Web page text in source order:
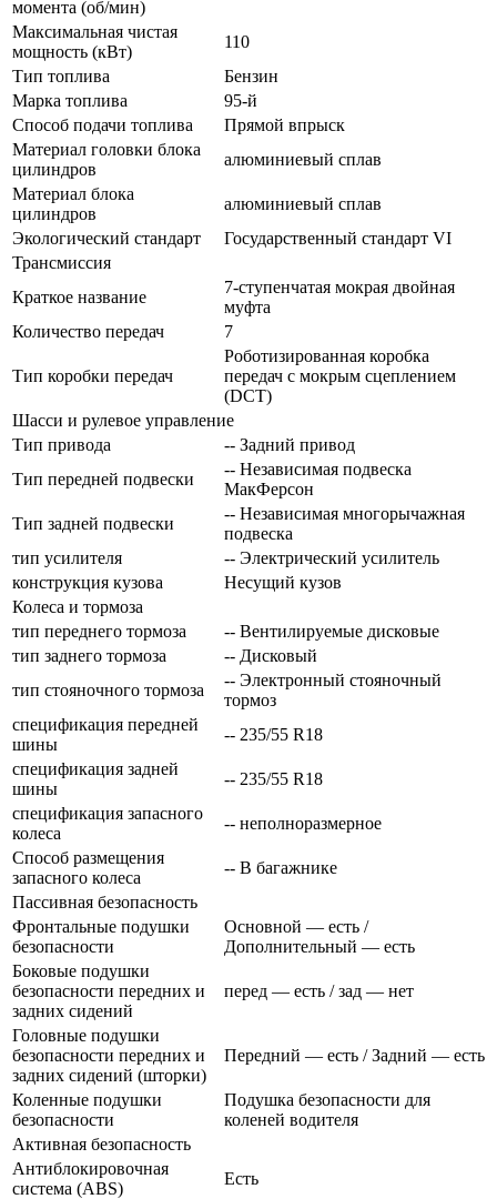
момента (об/мин)
Максимальная чистая
мощность (кВт)
110
Тип топлива
Бензин
Марка топлива
95-й
Способ подачи топлива
Прямой впрыск
Материал головки блока
цилиндров
алюминиевый сплав
Материал блока
цилиндров
алюминиевый сплав
Экологический стандарт
Государственный стандарт VI
Трансмиссия
Краткое название
7-ступенчатая мокрая двойная
муфта
Количество передач
7
Тип коробки передач
Роботизированная коробка
передач с мокрым сцеплением
(DCT)
Шасси и рулевое управление
Тип привода
-- Задний привод
Тип передней подвески
-- Независимая подвеска
МакФерсон
Тип задней подвески
-- Независимая многорычажная
подвеска
тип усилителя
-- Электрический усилитель
конструкция кузова
Несущий кузов
Колеса и тормоза
тип переднего тормоза
-- Вентилируемые дисковые
тип заднего тормоза
-- Дисковый
тип стояночного тормоза
-- Электронный стояночный
тормоз
спецификация передней
шины
-- 235/55 R18
спецификация задней
шины
-- 235/55 R18
спецификация запасного
колеса
-- неполноразмерное
Способ размещения
запасного колеса
-- В багажнике
Пассивная безопасность
Фронтальные подушки
безопасности
Основной — есть /
Дополнительный — есть
Боковые подушки
безопасности передних и
задних сидений
перед — есть / зад — нет
Головные подушки
безопасности передних и
задних сидений (шторки)
Передний — есть / Задний — есть
Коленные подушки
безопасности
Подушка безопасности для
коленей водителя
Активная безопасность
Антиблокировочная
система (ABS)
Есть